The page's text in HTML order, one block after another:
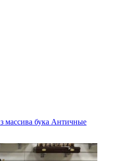
массива бука Античные